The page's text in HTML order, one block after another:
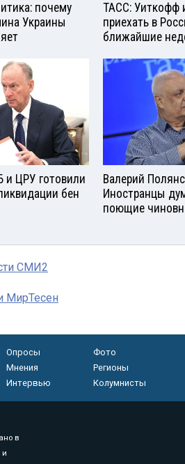
почему
Украины
ТАСС: Уиткофф
приехать в
ближайшие
и ЦРУ готовили
бен
Валерий
Иностранцы
поющие
СМИ2
МирТесен
Опросы
Фото
Мнения
Регионы
Интервью Колумнисты
в
и